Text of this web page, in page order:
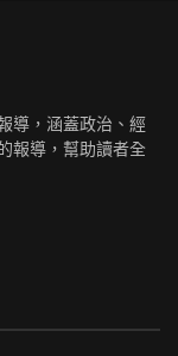
導，涵蓋政治、經
報導，幫助讀者全